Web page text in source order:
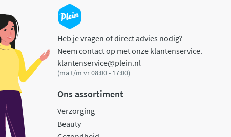
Heb je vragen of direct advies nodig?
Neem contact op met onze klantenservice.
klantenservice@plein.nl
(ma t/m vr 08:00 - 17:00)
Ons assortiment
Verzorging
Beauty